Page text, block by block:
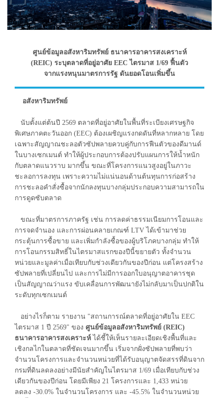
ศูนย์ข้อมูลอสังหาริมทรัพย์ ธนาคารอาคารสงเคราะห์
(REIC) ระบุตลาดที่อยู่อาศัย EEC ไตรมาส 1/69 ฟื้นตัว
จากแรงหนุนมาตรการรัฐ ดันยอดโอนเพิ่มขึ้น
อสังหาริมทรัพย์
นับตั้งแต่ต้นปี 2569 ตลาดที่อยู่อาศัยในพื้นที่ระเบียงเศรษฐกิจ
พิเศษภาคตะวันออก (EEC) ต้องเผชิญแรงกดดันที่หลากหลาย โดย
เฉพาะสัญญาณชะลอตัวซัปพลายควบคู่กับการฟืนตัวของดีมานด์
ในบางเซกเมนต์ ทำให้ผู้ประกอบการต้องปรับแผนการให้น้ำหนัก
กับตลาดแนวราบ มากขึ้น ขณะที่โครงการแนวสูงอยู่ในภาวะ
ชะลอการลงทุน เพราะความไม่แน่นอนด้านต้นทุนการก่อสร้าง
การชะลอคำสั่งซื้อจากนักลงทุนบางกลุ่มประกอบความสามารถใน
การดูดซับตลาด
ขณะที่มาตรการภาครัฐ เช่น การลดค่าธรรมเนียมการโอนและ
การจดจำนอง และการผ่อนคลายเกณฑ์ LTV ได้เข้ามาช่วย
กระตุ้นการซื้อขาย และเพิ่มกำลังซื้อของผู้บริโภคบางกลุ่ม ทำให้
การโอนกรรมสิทธิ์ในไตรมาสแรกของปีนี้ขยายตัว ทั้งจำนวน
หน่วยและมูลค่าเมื่อเทียบกับช่วงเดียวกันของปีก่อน แต่โครงสร้าง
ซัปพลายที่เปลี่ยนไป และการไม่มีการออกใบอนุญาตอาคารชุด
เป็นสัญญาณว่าแรง ขับเคลื่อนการพัฒนายังไม่กลับมาเป็นปกติใน
ระดับทุกเซกเมนต์
อย่างไรก็ตาม รายงาน "สถานการณ์ตลาดที่อยู่อาศัยใน EEC
ไตรมาส 1 ปี 2569" ของ ศูนย์ข้อมูลอสังหาริมทรัพย์ (REIC)
ธนาคารอาคารสงเคราะห์ ได้ชี้ให้เห็นรายละเอียดเชิงพื้นที่และ
เชิงกลไกในตลาดที่ชัดเจนมากขึ้น เริ่มจากฝั่งซัปพลายที่พบว่า
จำนวนโครงการและจำนวนหน่วยที่ได้รับอนุญาตจัดสรรที่ดินจาก
กรมที่ดินลดลงอย่างมีนัยสำคัญในไตรมาส 1/69 เมื่อเทียบกับช่วง
เดียวกันของปีก่อน โดยมีเพียง 21 โครงการและ 1,433 หน่วย
ลดลง -30.0% ในจำนวนโครงการ และ -45.5% ในจำนวนหน่วย